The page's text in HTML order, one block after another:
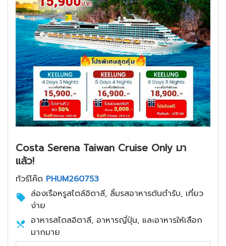
Costa Serena Taiwan Cruise Only มา
แล้ว!
ทัวร์โค๊ด PHUM260753
ล่องเรือหรูสไตล์อิตาลี, ลิ้มรสอาหารต้นตำรับ, เที่ยว
ง่าย
อาหารสไตลอิตาลี, อาหารญี่ปุ่น, และอาหารให้เลือก
มากมาย